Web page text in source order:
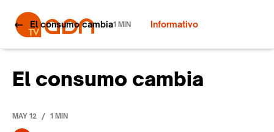
Informativo
El consumo cambia1 MIN
El consumo cambia
MAY 12 / 1 MIN